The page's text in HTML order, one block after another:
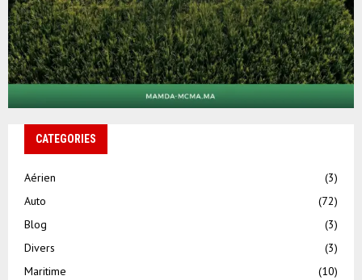
CATEGORIES
Aérien
(3)
Auto
(72)
Blog
(3)
Divers
(3)
Maritime
(10)